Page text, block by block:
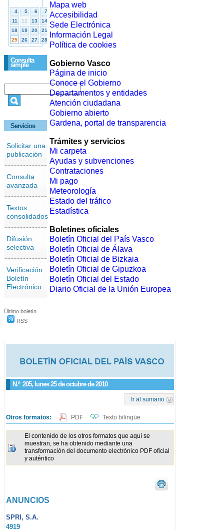
Consulta
simple
Servicios
Solicitar una
publicación
Consulta
avanzada
Textos
consolidados
Difusión
selectiva
Verificación
Boletín
Electrónico
Último boletín
RSS
N.º 205, lunes 25 de octubre de 2010
Ir al sumario
Otros formatos: PDF Texto bilingüe
El contenido de los otros formatos que aquí se
muestran, se ha obtenido mediante una
transformación del documento electrónico PDF oficial
y auténtico
ANUNCIOS
SPRI, S.A.
4919
Mapa web
Accesibilidad
Sede Electrónica
Información Legal
Política de cookies
Gobierno Vasco
Página de inicio
Conoce el Gobierno
Departamentos y entidades
Atención ciudadana
Gobierno abierto
Gardena, portal de transparencia
Trámites y servicios
Mi carpeta
Ayudas y subvenciones
Contrataciones
Mi pago
Meteorología
Estado del tráfico
Estadística
Boletines oficiales
Boletín Oficial del País Vasco
Boletín Oficial de Álava
Boletín Oficial de Bizkaia
Boletín Oficial de Gipuzkoa
Boletín Oficial del Estado
Diario Oficial de la Unión Europea